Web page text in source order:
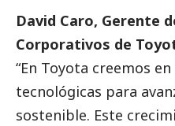
David Caro, Gerente
Corporativos de
“En Toyota creemos
tecnológicas para
sostenible. Este